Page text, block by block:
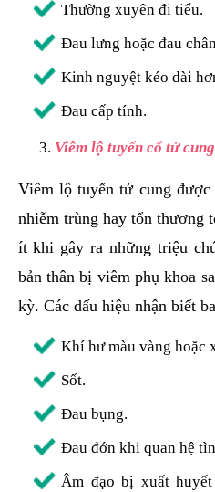
Thường xuyên đi tiểu.
Đau lưng hoặc đau
Kinh nguyệt kéo dài
Đau cấp tính.
Viêm lộ tuyến cổ tử
Viêm lộ tuyến tử cung
nhiễm trùng hay tổn thương
ít khi gây ra những triệu
bản thân bị viêm phụ khoa
kỳ. Các dấu hiệu nhận biết
Khí hư màu vàng hoặc
Sốt.
Đau bụng.
Đau đớn khi quan hệ
Âm đạo bị xuất